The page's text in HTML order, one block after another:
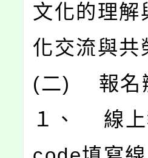
文化的理解
化交流與共
(二) 報名
１、 線上